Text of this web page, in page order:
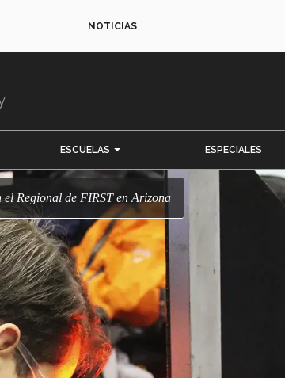
NOTICIAS
ESCUELAS ESPECIALES
el Regional de FIRST en Arizona